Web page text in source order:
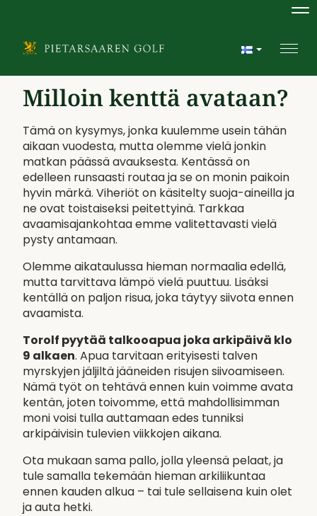
Milloin kenttä avataan?
Tämä on kysymys, jonka kuulemme usein tähän
aikaan vuodesta, mutta olemme vielä jonkin
matkan päässä avauksesta. Kentässä on
edelleen runsaasti routaa ja se on monin paikoin
hyvin märkä. Viheriöt on käsitelty suoja-aineilla ja
ne ovat toistaiseksi peitettyinä. Tarkkaa
avaamisajankohtaa emme valitettavasti vielä
pysty antamaan.
Olemme aikataulussa hieman normaalia edellä,
mutta tarvittava lämpö vielä puuttuu. Lisäksi
kentällä on paljon risua, joka täytyy siivota ennen
avaamista.
Torolf pyytää talkooapua joka arkipäivä klo
9 alkaen. Apua tarvitaan erityisesti talven
myrskyjen jäljiltä jääneiden risujen siivoamiseen.
Nämä työt on tehtävä ennen kuin voimme avata
kentän, joten toivomme, että mahdollisimman
moni voisi tulla auttamaan edes tunniksi
arkipäivisin tulevien viikkojen aikana.
Ota mukaan sama pallo, jolla yleensä pelaat, ja
tule samalla tekemään hieman arkiliikuntaa
ennen kauden alkua – tai tule sellaisena kuin olet
ja auta hetki.